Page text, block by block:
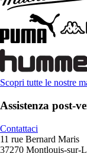
Scopri tutte le nostre
Assistenza post-
Contattaci
11 rue Bernard Maris
37270 Montlouis-sur-